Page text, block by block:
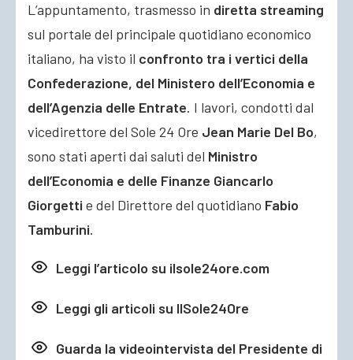
L’appuntamento, trasmesso in diretta streaming
sul portale del principale quotidiano economico
italiano, ha visto il confronto tra i vertici della
Confederazione, del Ministero dell’Economia e
dell’Agenzia delle Entrate. I lavori, condotti dal
vicedirettore del Sole 24 Ore Jean Marie Del Bo,
sono stati aperti dai saluti del Ministro
dell’Economia e delle Finanze Giancarlo
Giorgetti e del Direttore del quotidiano Fabio
Tamburini.
Leggi l’articolo su ilsole24ore.com
Leggi gli articoli su IlSole24Ore
Guarda la videointervista del Presidente di